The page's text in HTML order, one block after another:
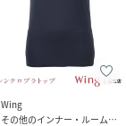
Wing
その他のインナー・ルームウェア